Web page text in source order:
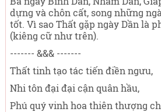
dựng và chôn cất, song những
tốt. Vì sao Thất gặp ngày Dần là
(kiêng cữ như trên).
------- &&& -------
Thất tinh tạo tác tiến điền ngưu,
Nhi tôn đại đại cận quân hầu,
Phú quý vinh hoa thiên thượng